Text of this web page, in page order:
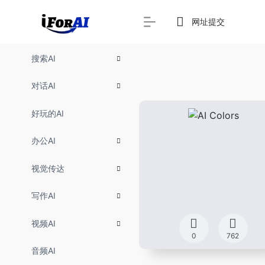
搜索AI
对话AI
好玩的AI
办公AI
视觉传达
写作AI
视频AI
音频AI
网址提交
0 762